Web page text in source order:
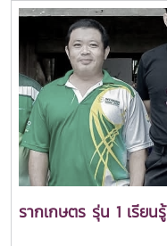
โลก”คณะฯ ขอขอบคุณผู้
มหาวิทยาลัย ที่ร่วมถ่าย
และการกล่าวสุนทรพจน์
ความขอบคุณอย่างจริง
คณาจารย์ ผู้เข้าร่วมงาน
ครั้งนี้ประสบความสำเร็
แข่งขันทุกคนสำหรับความ
เด่น และขอแสดงความยิ
รางวัลชนะเลิศ: นายบุญ
เชียงใหม่ รางวัลรองชนะ
รุจิ - มหาวิทยาลัยเชียงใ
รากเกษตร รุ่น 1 เรียน